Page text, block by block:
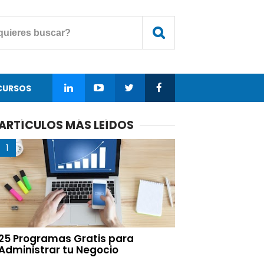
MÁS LEÍDOS
Programas Gratis para
tu Negocio